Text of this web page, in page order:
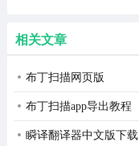
相关文章
布丁扫描网页版
布丁扫描app导出教程
瞬译翻译器中文版下载